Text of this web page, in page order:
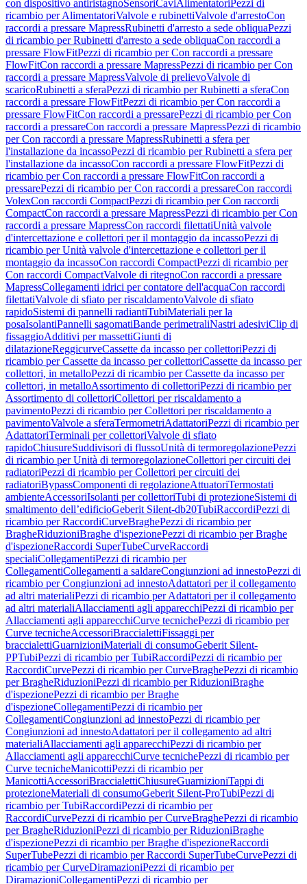
con dispositivo antiristagnoSensoriCaviAlimentatori Pezzi di
ricambio per AlimentatoriValvole e rubinettiValvole d'arrestoCon
raccordi a pressare MapressRubinetti d'arresto a sede obliquaPezzi
di ricambio per Rubinetti d'arresto a sede obliquaCon raccordi a
pressare FlowFitPezzi di ricambio per Con raccordi a pressare
FlowFitCon raccordi a pressare MapressPezzi di ricambio per Con
raccordi a pressare MapressValvole di prelievoValvole di
scaricoRubinetti a sferaPezzi di ricambio per Rubinetti a sferaCon
raccordi a pressare FlowFitPezzi di ricambio per Con raccordi a
pressare FlowFitCon raccordi a pressarePezzi di ricambio per Con
raccordi a pressareCon raccordi a pressare MapressPezzi di ricambio
per Con raccordi a pressare MapressRubinetti a sfera per
l'installazione da incassoPezzi di ricambio per Rubinetti a sfera per
l'installazione da incassoCon raccordi a pressare FlowFitPezzi di
ricambio per Con raccordi a pressare FlowFitCon raccordi a
pressarePezzi di ricambio per Con raccordi a pressareCon raccordi
VolexCon raccordi CompactPezzi di ricambio per Con raccordi
CompactCon raccordi a pressare MapressPezzi di ricambio per Con
raccordi a pressare MapressCon raccordi filettatiUnità valvole
d'intercettazione e collettori per il montaggio da incassoPezzi di
ricambio per Unità valvole d'intercettazione e collettori per il
montaggio da incassoCon raccordi CompactPezzi di ricambio per
Con raccordi CompactValvole di ritegnoCon raccordi a pressare
MapressCollegamenti idrici per contatore dell'acquaCon raccordi
filettatiValvole di sfiato per riscaldamentoValvole di sfiato
rapidoSistemi di pannelli radiantiTubiMateriali per la
posaIsolantiPannelli sagomatiBande perimetraliNastri adesiviClip di
fissaggioAdditivi per massettiGiunti di
dilatazioneReggicurveCassette da incasso per collettoriPezzi di
ricambio per Cassette da incasso per collettoriCassette da incasso per
collettori, in metalloPezzi di ricambio per Cassette da incasso per
collettori, in metalloAssortimento di collettoriPezzi di ricambio per
Assortimento di collettoriCollettori per riscaldamento a
pavimentoPezzi di ricambio per Collettori per riscaldamento a
pavimentoValvole a sferaTermometriAdattatoriPezzi di ricambio per
AdattatoriTerminali per collettoriValvole di sfiato
rapidoChiusureSuddivisori di flussoUnità di termoregolazionePezzi
di ricambio per Unità di termoregolazioneCollettori per circuiti dei
radiatoriPezzi di ricambio per Collettori per circuiti dei
radiatoriBypassComponenti di regolazioneAttuatoriTermostati
ambienteAccessoriIsolanti per collettoriTubi di protezioneSistemi di
smaltimento dell’edificioGeberit Silent-db20TubiRaccordiPezzi di
ricambio per RaccordiCurveBraghePezzi di ricambio per
BragheRiduzioniBraghe d'ispezionePezzi di ricambio per Braghe
d'ispezioneRaccordi SuperTubeCurveRaccordi
specialiCollegamentiPezzi di ricambio per
CollegamentiCollegamenti a saldareCongiunzioni ad innestoPezzi di
ricambio per Congiunzioni ad innestoAdattatori per il collegamento
ad altri materialiPezzi di ricambio per Adattatori per il collegamento
ad altri materialiAllacciamenti agli apparecchiPezzi di ricambio per
Allacciamenti agli apparecchiCurve tecnichePezzi di ricambio per
Curve tecnicheAccessoriBraccialettiFissaggi per
braccialettiGuarnizioniMateriali di consumoGeberit Silent-
PPTubiPezzi di ricambio per TubiRaccordiPezzi di ricambio per
RaccordiCurvePezzi di ricambio per CurveBraghePezzi di ricambio
per BragheRiduzioniPezzi di ricambio per RiduzioniBraghe
d'ispezionePezzi di ricambio per Braghe
d'ispezioneCollegamentiPezzi di ricambio per
CollegamentiCongiunzioni ad innestoPezzi di ricambio per
Congiunzioni ad innestoAdattatori per il collegamento ad altri
materialiAllacciamenti agli apparecchiPezzi di ricambio per
Allacciamenti agli apparecchiCurve tecnichePezzi di ricambio per
Curve tecnicheManicottiPezzi di ricambio per
ManicottiAccessoriBraccialettiChiusureGuarnizioniTappi di
protezioneMateriali di consumoGeberit Silent-ProTubiPezzi di
ricambio per TubiRaccordiPezzi di ricambio per
RaccordiCurvePezzi di ricambio per CurveBraghePezzi di ricambio
per BragheRiduzioniPezzi di ricambio per RiduzioniBraghe
d'ispezionePezzi di ricambio per Braghe d'ispezioneRaccordi
SuperTubePezzi di ricambio per Raccordi SuperTubeCurvePezzi di
ricambio per CurveDiramazioniPezzi di ricambio per
DiramazioniCollegamentiPezzi di ricambio per